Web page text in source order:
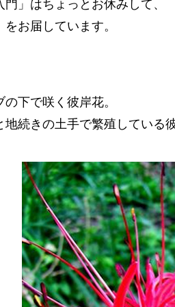
門」はちょっとお休みして、
お届しています。
下で咲く彼岸花。
地続きの土手で繁殖している